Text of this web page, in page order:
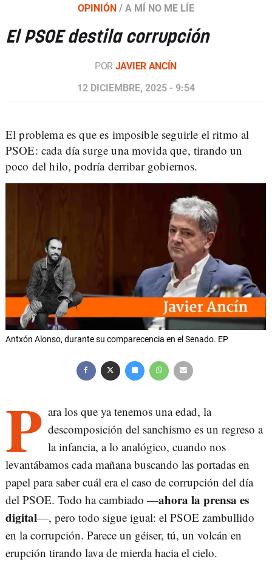
OPINIÓN / A MÍ NO ME LÍE
El PSOE destila corrupción
POR JAVIER ANCÍN
12 DICIEMBRE, 2025 - 9:54
El problema es que es imposible seguirle el ritmo al
PSOE: cada día surge una movida que, tirando un
poco del hilo, podría derribar gobiernos.
Antxón Alonso, durante su comparecencia en el Senado. EP
P ara los que ya tenemos una edad, la
descomposición del sanchismo es un regreso a
la infancia, a lo analógico, cuando nos
levantábamos cada mañana buscando las portadas en
papel para saber cuál era el caso de corrupción del día
del PSOE. Todo ha cambiado —ahora la prensa es
digital—, pero todo sigue igual: el PSOE zambullido
en la corrupción. Parece un géiser, tú, un volcán en
erupción tirando lava de mierda hacia el cielo.